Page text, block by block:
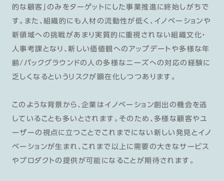
的な顧客」のみをターゲットにした事業推進に終始しがちで
す。また、組織的にも人材の流動性が低く、イノベーションや
新領域への挑戦があまり実質的に重視されない組織文化・
人事考課となり、新しい価値観へのアップデートや多様な年
齢/バックグラウンドの人の多様なニーズへの対応の経験に
乏しくなるというリスクが顕在化しつつあります。
このような背景から、企業はイノベーション創出の機会を逃
していることも多いとされます。そのため、多様な顧客やユ
ーザーの視点に立つことでこれまでにない新しい発見とイノ
ベーションが生まれ、これまで以上に需要の大きなサービス
やプロダクトの提供が可能になることが期待されます。